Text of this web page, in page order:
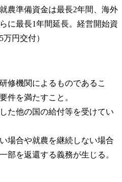
農準備資金は最長2年間、海外
に最長1年間延長。経営開始資
円交付）
修機関によるものであるこ
件を満たすこと。
た他の国の給付等を受けてい
場合や就農を継続しない場合
部を返還する義務が生じる。